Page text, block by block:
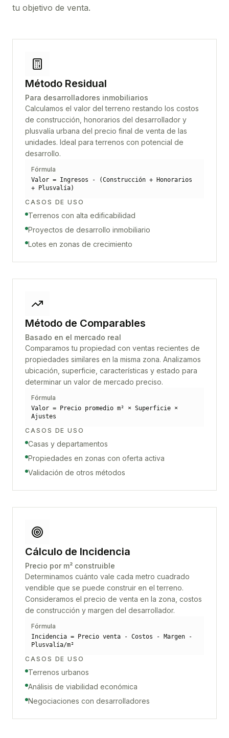
tu objetivo de venta.
Método Residual
Para desarrolladores inmobiliarios
Calculamos el valor del terreno restando los costos
de construcción, honorarios del desarrollador y
plusvalía urbana del precio final de venta de las
unidades. Ideal para terrenos con potencial de
desarrollo.
Fórmula
Valor = Ingresos - (Construcción + Honorarios
+ Plusvalía)
CASOS DE USO
Terrenos con alta edificabilidad
Proyectos de desarrollo inmobiliario
Lotes en zonas de crecimiento
Método de Comparables
Basado en el mercado real
Comparamos tu propiedad con ventas recientes de
propiedades similares en la misma zona. Analizamos
ubicación, superficie, características y estado para
determinar un valor de mercado preciso.
Fórmula
Valor = Precio promedio m² × Superficie ×
Ajustes
CASOS DE USO
Casas y departamentos
Propiedades en zonas con oferta activa
Validación de otros métodos
Cálculo de Incidencia
Precio por m² construible
Determinamos cuánto vale cada metro cuadrado
vendible que se puede construir en el terreno.
Consideramos el precio de venta en la zona, costos
de construcción y margen del desarrollador.
Fórmula
Incidencia = Precio venta - Costos - Margen -
Plusvalía/m²
CASOS DE USO
Terrenos urbanos
Análisis de viabilidad económica
Negociaciones con desarrolladores